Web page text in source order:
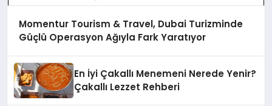
Momentur Tourism & Travel, Dubai Turizminde
Güçlü Operasyon Ağıyla Fark Yaratıyor
En İyi Çakallı Menemeni Nerede Yenir?
Çakallı Lezzet Rehberi